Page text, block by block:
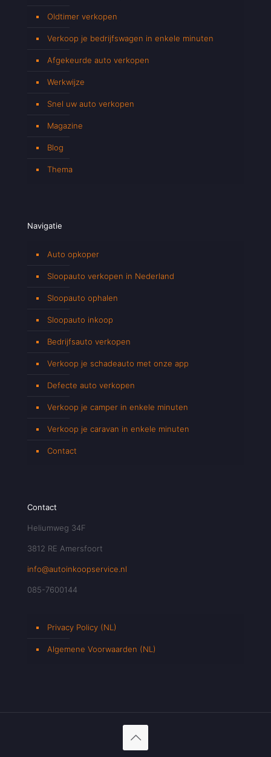
Oldtimer verkopen
Verkoop je bedrijfswagen in enkele minuten
Afgekeurde auto verkopen
Werkwijze
Snel uw auto verkopen
Magazine
Blog
Thema
Navigatie
Auto opkoper
Sloopauto verkopen in Nederland
Sloopauto ophalen
Sloopauto inkoop
Bedrijfsauto verkopen
Verkoop je schadeauto met onze app
Defecte auto verkopen
Verkoop je camper in enkele minuten
Verkoop je caravan in enkele minuten
Contact
Contact
Heliumweg 34F
3812 RE Amersfoort
info@autoinkoopservice.nl
085-7600144
Privacy Policy (NL)
Algemene Voorwaarden (NL)